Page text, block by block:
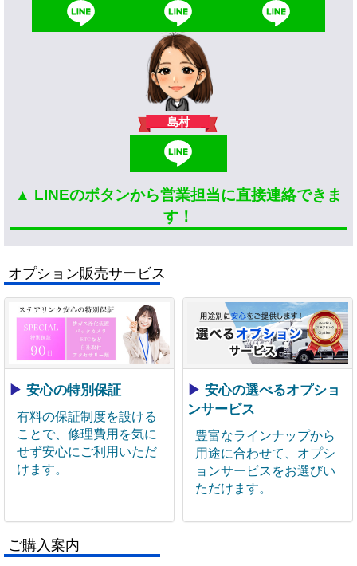
島村
▲ LINEのボタンから営業担当に直接連絡できま
す！
オプション販売サービス
▶ 安心の特別保証
有料の保証制度を設ける
ことで、修理費用を気に
せず安心にご利用いただ
けます。
▶ 安心の選べるオプショ
ンサービス
豊富なラインナップから
用途に合わせて、オプシ
ョンサービスをお選びい
ただけます。
ご購入案内